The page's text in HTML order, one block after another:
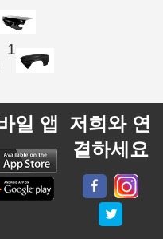
1
일 앱 저희와 연
결하세요